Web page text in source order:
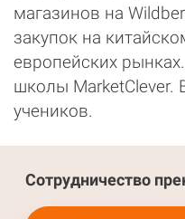
магазинов на
закупок на
европейских
школы MarketClever.
учеников.
Сотрудничество